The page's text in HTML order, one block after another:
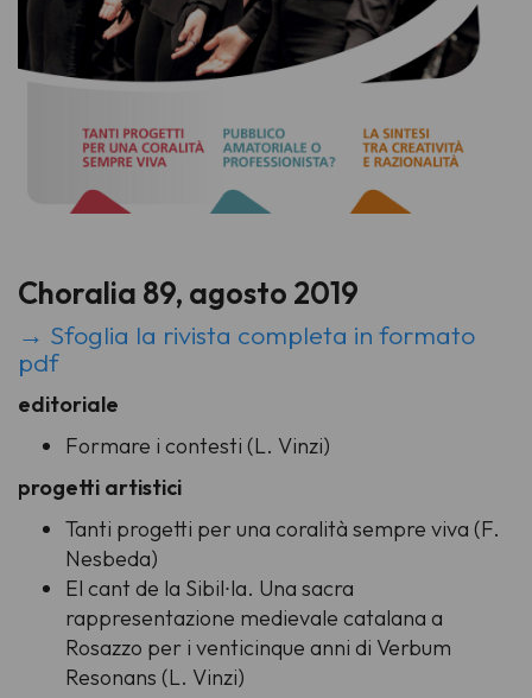
Choralia 89, agosto 2019
→ Sfoglia la rivista completa in formato
pdf
editoriale
Formare i contesti (L. Vinzi)
progetti artistici
Tanti progetti per una coralità sempre viva (F.
Nesbeda)
El cant de la Sibil∙la. Una sacra
rappresentazione medievale catalana a
Rosazzo per i venticinque anni di Verbum
Resonans (L. Vinzi)